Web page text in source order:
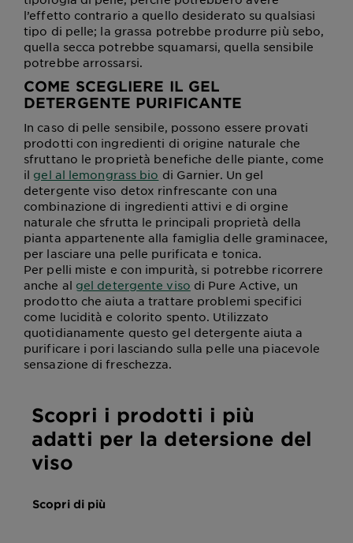
l’effetto contrario a quello desiderato su qualsiasi
tipo di pelle; la grassa potrebbe produrre più sebo,
quella secca potrebbe squamarsi, quella sensibile
potrebbe arrossarsi.
COME SCEGLIERE IL GEL
DETERGENTE PURIFICANTE
In caso di pelle sensibile, possono essere provati
prodotti con ingredienti di origine naturale che
sfruttano le proprietà benefiche delle piante, come
il gel al lemongrass bio di Garnier. Un gel
detergente viso detox rinfrescante con una
combinazione di ingredienti attivi e di orgine
naturale che sfrutta le principali proprietà della
pianta appartenente alla famiglia delle graminacee,
per lasciare una pelle purificata e tonica.
Per pelli miste e con impurità, si potrebbe ricorrere
anche al gel detergente viso di Pure Active, un
prodotto che aiuta a trattare problemi specifici
come lucidità e colorito spento. Utilizzato
quotidianamente questo gel detergente aiuta a
purificare i pori lasciando sulla pelle una piacevole
sensazione di freschezza.
Scopri i prodotti i più
adatti per la detersione del
viso
Scopri di più